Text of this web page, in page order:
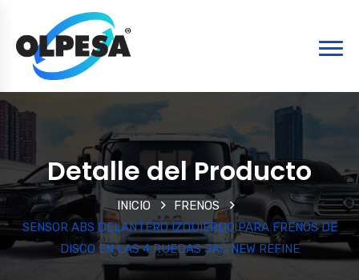
Detalle del Producto
INICIO
FRENOS
SENSOR ABS DELANTERO IZQUIERDO PARA FRENOS DE
DISCO EN LAS 4 RUEDAS JAC NEW REFINE